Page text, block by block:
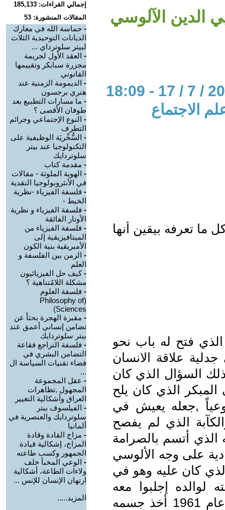
الدين الآلوسي
الاجتماع
تعرفه بيقين أنها
الذي فتح له باب نحو
علاقة الانسان
السؤال الذي كان
المبكر الذي كان يلح
,جعله يعيش في
الذي لم يفصح
الذي أتسم بالصرامة
على وجه الألوسي
كان عليه وهو في
لوالده إجلبوا معه
"كاروكا " وبعد ما سافر إلى انكلترا عام 1961 أخذ جسمه
إجمالي القراءات: 185,133
المقالات المنشورة: 53
- حماسة الله في معارك
الديانات التوحيدية الثلاث
لبيتر سلوترداي ...
- العقد الأول لجريمة
مجزرة سبايكر وتقييمها
القانوني
- الديمومة الزمنية عند
هنري برجسون
- ما مسارات التطبيع بعد
طوفان الأقصى ؟
- النوع الإجتماعي وجرائم
التطرف
- السُّخْريَة الوظيفية على
التكنولوجيا عند بيتر
سلوتردايك
- مقدمة كتاب
- الهوية الملوثة - مقالات
في الأنثروبولوجيا النقدية
- فلسفة الفيزياء -نظرية
الخيط -
- فلسفة الفيزياء و نظرية
الأوتار الفائقة
- فلسفة الفيزياء من
الميتافيزيقية إلى
الأمبريقية بنية الكون
- الزمن بين الفلسفة و
العلم
-كيف حل الفيزيائيون
مشكلة اللامُتناهية ؟
- فلسفة العلوم
(Philosophy of
Sciences)
- مقبرة الهجرة بحثاً عن
تضامن إنساني أعمق عند
بيتر سلوتردايك
- فلسفة التراجع فقاعة
التضامن البشري في
فضاء تقنيات السياسة ال
...
- عقل المجموعة
المجهول ,تظاهرات
العراق وأشكالية التغيير
- الفيلسوف بيتر
سلوتردايك والعنصرية في
ألمانيا
- مزاج القادة وقادة
المزاج، إشكالية قيادة
الجمهور وكسب طاعته
- الوعي المخبأ خلف
ولاءات الطاعة، أشكالية
ارتهان الإنسان للإنس ...
المزيد.....